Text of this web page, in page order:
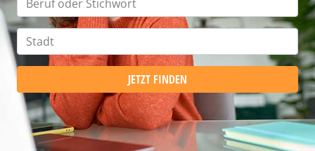
JETZT FINDEN